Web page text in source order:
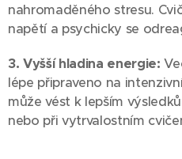
nahromaděného stresu.
napětí a psychicky se
3. Vyšší hladina energie:
lépe připraveno na
může vést k lepším
nebo při vytrvalostním